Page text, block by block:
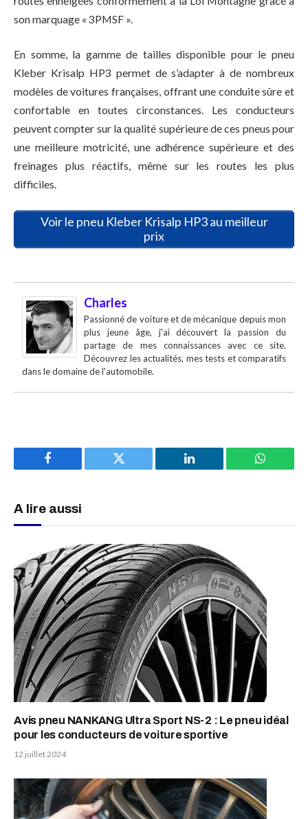
son marquage « 3PMSF ».
En somme, la gamme de tailles disponible pour le pneu
Kleber Krisalp HP3 permet de s’adapter à de nombreux
modèles de voitures françaises, offrant une conduite sûre et
confortable en toutes circonstances. Les conducteurs
peuvent compter sur la qualité supérieure de ces pneus pour
une meilleure motricité, une adhérence supérieure et des
freinages plus réactifs, même sur les routes les plus
difficiles.
Voir le pneu Kleber Krisalp HP3 au meilleur
prix
Charles
Passionné de voiture et de mécanique depuis mon
plus jeune âge, j'ai découvert la passion du
partage de mes connaissances avec ce site.
Découvrez les actualités, mes tests et comparatifs
dans le domaine de l'automobile.
Facebook Twitter LinkedIn
A lire aussi
Avis pneu NANKANG Ultra Sport NS-2 : Le pneu idéal
pour les conducteurs de voiture sportive
12 juillet 2024